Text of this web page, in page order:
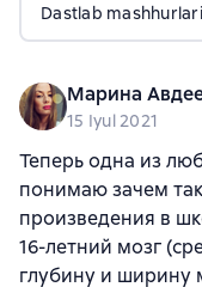
Dastlab mashhurlari
Марина
15 Iyul 2021
Теперь одна из
понимаю зачем
произведения в
16-летний мозг
глубину и ширину